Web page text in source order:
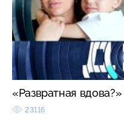
«Развратная вдова?»
23116